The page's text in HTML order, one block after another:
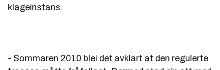
klageinstans.
- Sommaren 2010 blei det avklart at den regulerte